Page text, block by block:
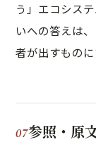
う」エコシス
いへの答えは
者が出すものに
参照・原